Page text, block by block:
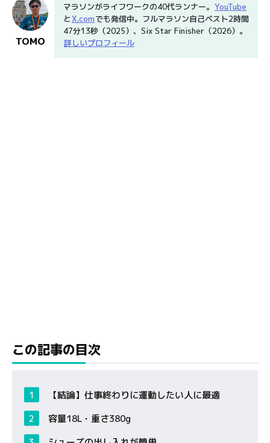
マラソンがライフワークの40代ランナー。 YouTube
とX.comでも発信中。フルマラソン自己ベスト2時間
47分13秒（2025）、Six Star Finisher（2026）。
詳しいプロフィール
TOMO
この記事の目次
【結論】仕事終わりに運動したい人に最適
容量18L・重さ380g